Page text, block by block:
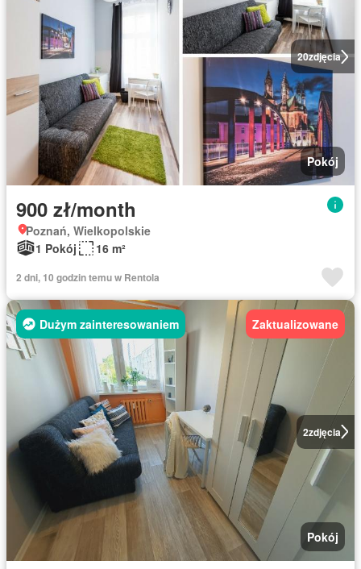
20zdjęcia
Pokój
900 zł/month
Poznań, Wielkopolskie
1 Pokój
16 m²
2 dni, 10 godzin temu w Rentola
2zdjęcia
Dużym zainteresowaniem Zaktualizowane
Pokój